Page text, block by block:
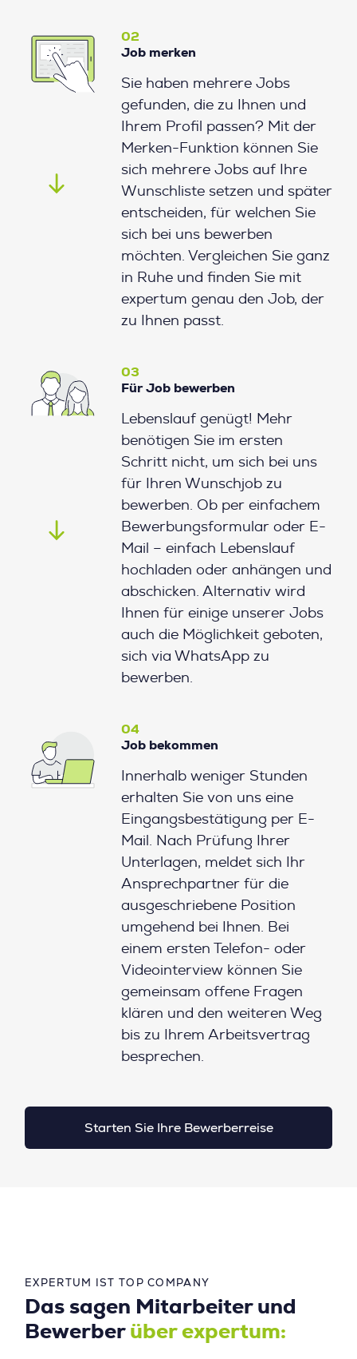
02
Job merken
Sie haben mehrere Jobs
gefunden, die zu Ihnen und
Ihrem Profil passen? Mit der
Merken-Funktion können Sie
sich mehrere Jobs auf Ihre
Wunschliste setzen und später
entscheiden, für welchen Sie
sich bei uns bewerben
möchten. Vergleichen Sie ganz
in Ruhe und finden Sie mit
expertum genau den Job, der
zu Ihnen passt.
03
Für Job bewerben
Lebenslauf genügt! Mehr
benötigen Sie im ersten
Schritt nicht, um sich bei uns
für Ihren Wunschjob zu
bewerben. Ob per einfachem
Bewerbungsformular oder E-
Mail – einfach Lebenslauf
hochladen oder anhängen und
abschicken. Alternativ wird
Ihnen für einige unserer Jobs
auch die Möglichkeit geboten,
sich via WhatsApp zu
bewerben.
04
Job bekommen
Innerhalb weniger Stunden
erhalten Sie von uns eine
Eingangsbestätigung per E-
Mail. Nach Prüfung Ihrer
Unterlagen, meldet sich Ihr
Ansprechpartner für die
ausgeschriebene Position
umgehend bei Ihnen. Bei
einem ersten Telefon- oder
Videointerview können Sie
gemeinsam offene Fragen
klären und den weiteren Weg
bis zu Ihrem Arbeitsvertrag
besprechen.
Starten Sie Ihre Bewerberreise
EXPERTUM IST TOP COMPANY
Das sagen Mitarbeiter und
Bewerber über expertum: